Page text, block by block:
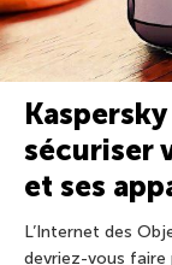
sécuriser
et ses
L’Internet des
devriez-vous